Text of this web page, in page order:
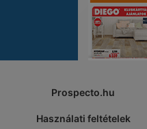
Prospecto.hu
Használati feltételek